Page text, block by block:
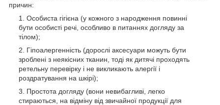
причин:
Особиста гігієна (у кожного з народження повинні
бути особисті речі, особливо в питаннях догляду за
тілом);
Гіпоалергенність (дорослі аксесуари можуть бути
зроблені з неякісних тканин, тоді як дитячі проходять
ретельну перевірку і не викликають алергії і
роздратування на шкірі);
Простота догляду (вони невибагливі, легко
стираються, на відміну від звичайної продукції для